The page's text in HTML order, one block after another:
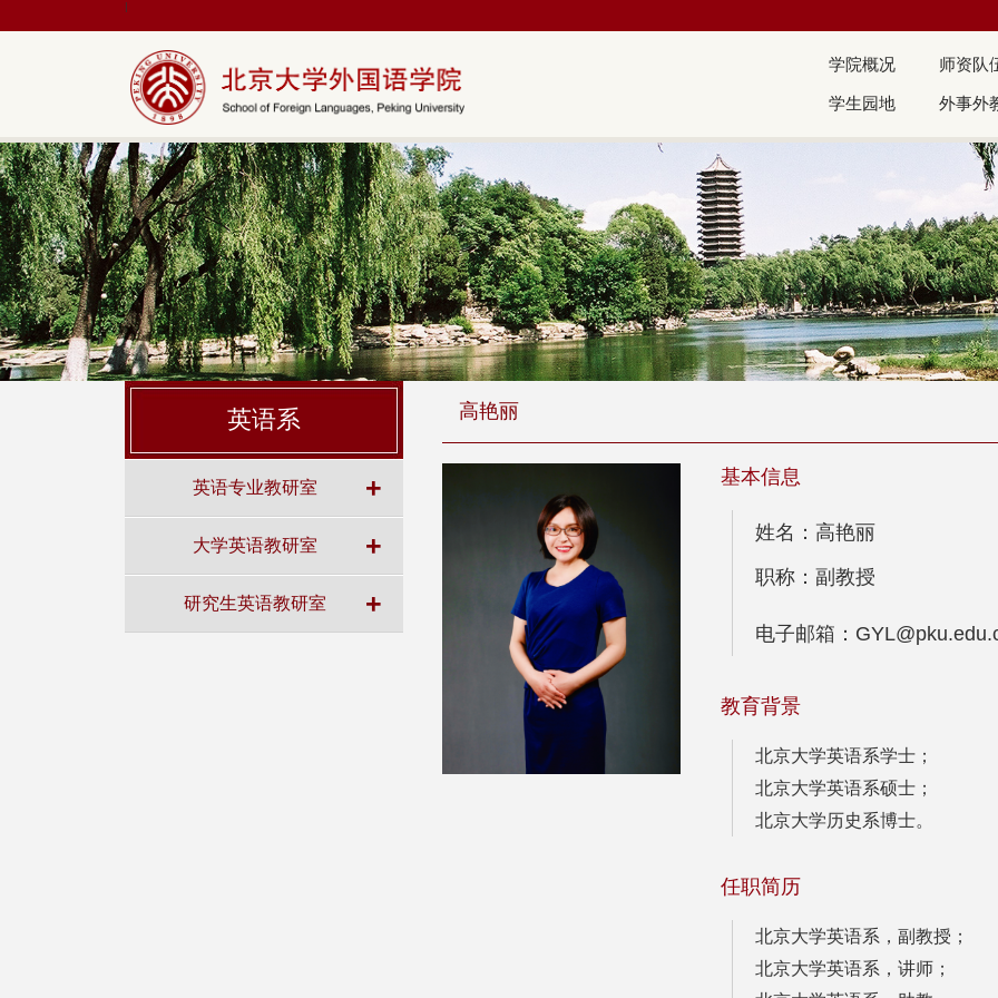
|
学院概况 师资队
学生园地 外事外
英语系
英语专业教研室 +
大学英语教研室 +
研究生英语教研室 +
高艳丽
基本信息
姓名：高艳丽
职称：副教授
电子邮箱：
教育背景
北京大学英语系学士；
北京大学英语系硕士；
北京大学历史系博士。
任职简历
北京大学英语系，副教授；
北京大学英语系，讲师；